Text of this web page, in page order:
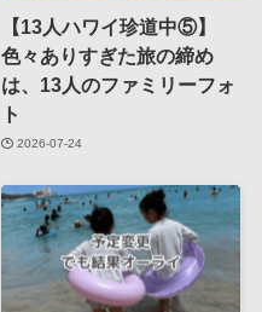
【13人ハワイ珍道中⑤】
色々ありすぎた旅の締め
は、13人のファミリーフォ
ト
2026-07-24